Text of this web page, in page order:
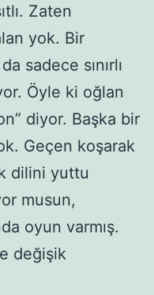
Zaten
yok. Bir
sadece sınırlı
Öyle ki oğlan
diyor. Başka bir
Geçen koşarak
dilini yuttu
musun,
oyun varmış.
değişik